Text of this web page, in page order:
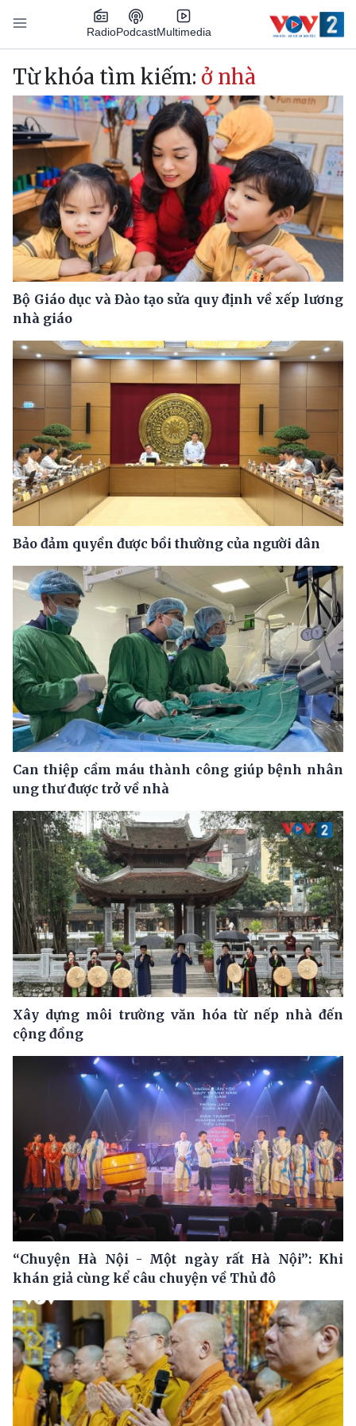
Nhảy đến nội dung
RadioPodcastMultimedia
Main navigation
Từ khóa tìm kiếm: ở nhà
Bộ Giáo dục và Đào tạo sửa quy định về xếp lương
nhà giáo
Bảo đảm quyền được bồi thường của người dân
Can thiệp cầm máu thành công giúp bệnh nhân
ung thư được trở về nhà
Xây dựng môi trường văn hóa từ nếp nhà đến
cộng đồng
“Chuyện Hà Nội - Một ngày rất Hà Nội”: Khi
khán giả cùng kể câu chuyện về Thủ đô